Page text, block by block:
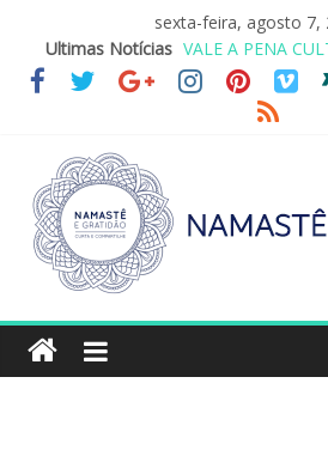
sexta-feira, agosto 7,
Ultimas Notícias
VALE A PENA
REINVENTANDO
LEI DO RETORNO
O ATO DE